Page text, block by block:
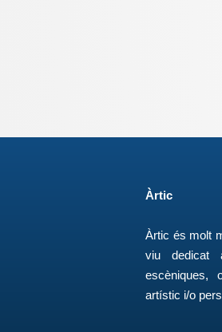
Àrtic
Àrtic és molt
viu dedicat
escèniques,
artístic i/o